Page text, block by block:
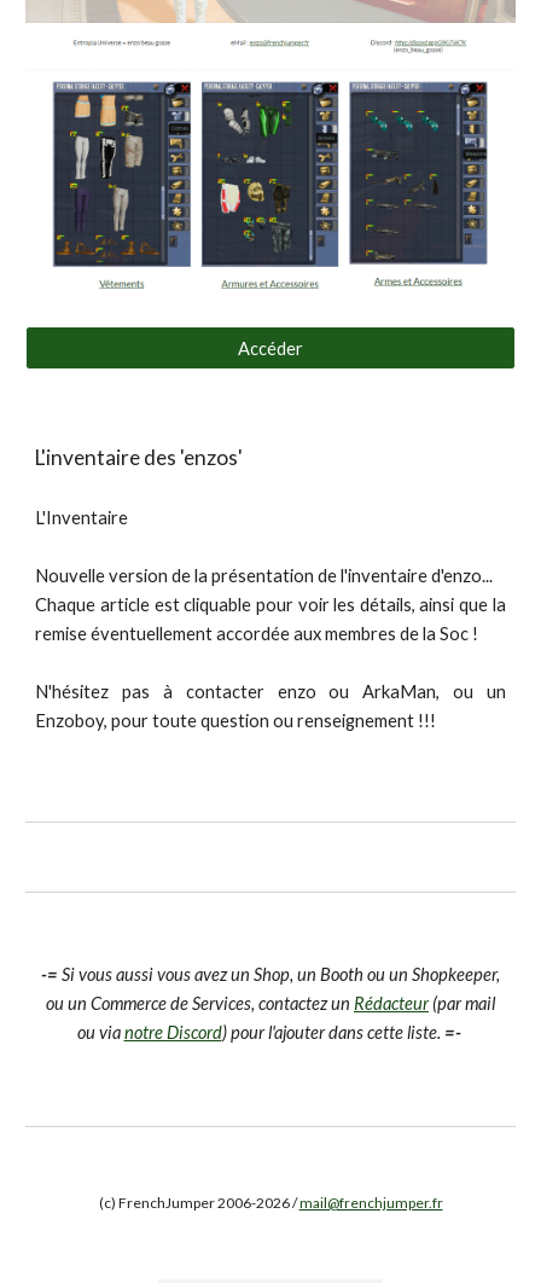
Accéder
L'inventaire des 'enzos'
L'Inventaire
Nouvelle version de la présentation de l'inventaire d'enzo...
Chaque article est cliquable pour voir les détails, ainsi que la
remise éventuellement accordée aux membres de la Soc !
N'hésitez pas à contacter enzo ou ArkaMan, ou un
Enzoboy, pour toute question ou renseignement !!!
-= Si vous aussi vous avez un Shop, un Booth ou un Shopkeeper,
ou un Commerce de Services, contactez un Rédacteur(par mail
ou vianotre Discord) pour l'ajouter dans cette liste. =-
(c) FrenchJumper 2006-2026 /mail@frenchjumper.fr